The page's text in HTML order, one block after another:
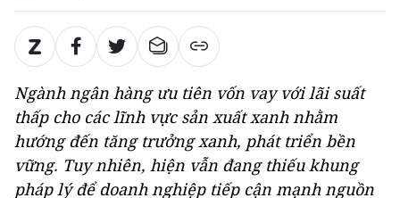
Ngành ngân hàng ưu tiên vốn vay với lãi suất
thấp cho các lĩnh vực sản xuất xanh nhằm
hướng đến tăng trưởng xanh, phát triển bền
vững. Tuy nhiên, hiện vẫn đang thiếu khung
pháp lý để doanh nghiệp tiếp cận mạnh nguồn